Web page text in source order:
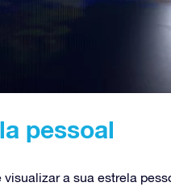
pessoal
a sua estrela